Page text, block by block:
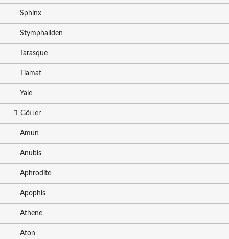
Sphinx
Stymphaliden
Tarasque
Tiamat
Yale
Götter
Amun
Anubis
Aphrodite
Apophis
Athene
Aton